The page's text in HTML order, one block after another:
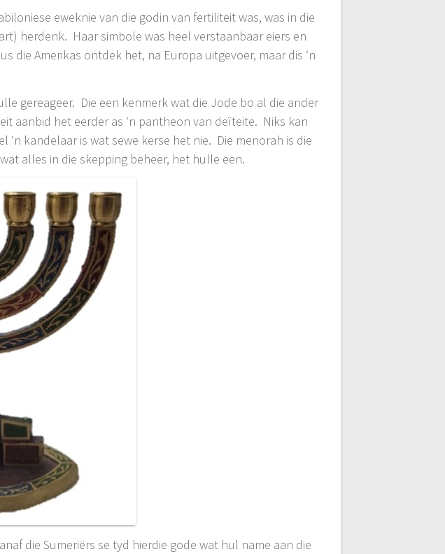
eweknie van die godin van fertiliteit was, was in die
herdenk. Haar simbole was heel verstaanbaar eiers en
die Amerikas ontdek het, na Europa uitgevoer, maar dis ‘n
gereageer. Die een kenmerk wat die Jode bo al die ander
aanbid het eerder as ‘n pantheon van deïteite. Niks kan
kandelaar is wat sewe kerse het nie. Die menorah is die
alles in die skepping beheer, het hulle een.
die Sumeriërs se tyd hierdie gode wat hul name aan die